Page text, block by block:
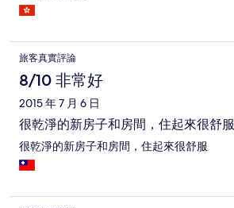
旅客真實評論
8/10 非常好
2015 年 7 月 6 日
很乾淨的新房子和房間，住起來很舒服
很乾淨的新房子和房間，住起來很舒服